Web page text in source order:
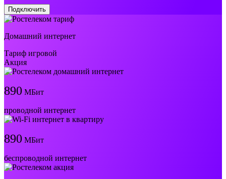
Подключить
Домашний интернет
Тариф игровой
Акция
890 МБит
проводной интернет
890 МБит
беспроводной интернет